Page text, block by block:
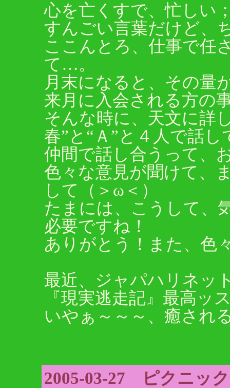
心を亡くすで、忙しい
すんごい言葉だけど、
ここんとろ、仕事で任
て…。
月末になると、その量
来月に入会される方の
そんな時に、天文に詳
春”と“Ａ”と４人で話
仲間で話し合うって、
色々な意見が聞けて、
して（＞ω＜）
たまには、こうして、
必要ですね！
ありがとう！また、色
最近、ジャパハリネッ
『現実逃走記』最高ッ
いやぁ～～～、癒され
2005-03-27 ピクニッ